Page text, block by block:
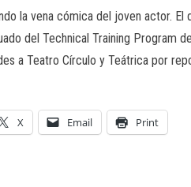
la vena cómica del joven actor. El
del Technical Training Program
a Teatro Círculo y Teátrica por
X Email Print